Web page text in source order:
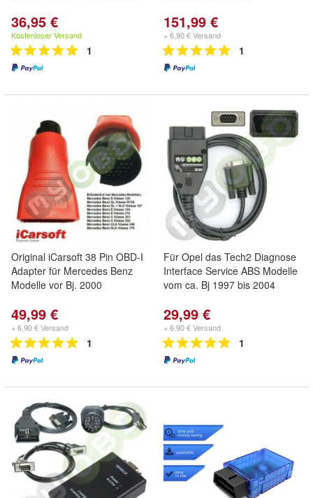
36,95 €
Kostenloser Versand
1
151,99 €
+ 6,90 € Versand
1
Original iCarsoft 38 Pin OBD-I
Adapter für Mercedes Benz
Modelle vor Bj. 2000
49,99 €
+ 6,90 € Versand
1
Für Opel das Tech2 Diagnose
Interface Service ABS Modelle
vom ca. Bj 1997 bis 2004
29,99 €
+ 6,90 € Versand
1